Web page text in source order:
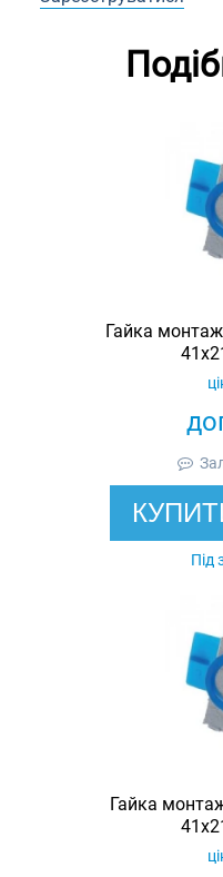
Гайка
Під
Гайка